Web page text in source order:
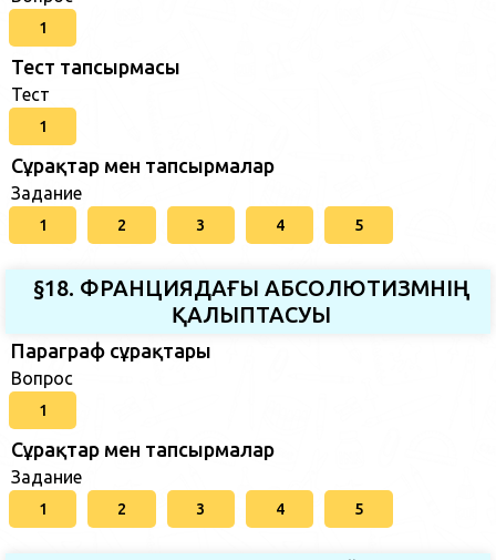
1
Тест тапсырмасы
Тест
1
Сұрақтар мен тапсырмалар
Задание
1 2 3 4 5
§18. ФРАНЦИЯДАҒЫ АБСОЛЮТИЗМНІҢ
ҚАЛЫПТАСУЫ
Параграф сұрақтары
Вопрос
1
Сұрақтар мен тапсырмалар
Задание
1 2 3 4 5